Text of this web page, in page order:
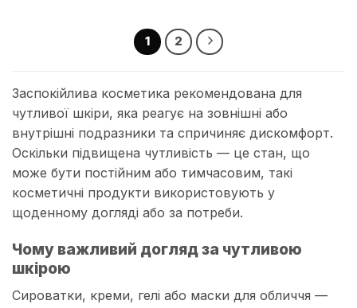
1 2
Заспокійлива косметика рекомендована для
чутливої шкіри, яка реагує на зовнішні або
внутрішні подразники та спричиняє дискомфорт.
Оскільки підвищена чутливість — це стан, що
може бути постійним або тимчасовим, такі
косметичні продукти використовують у
щоденному догляді або за потреби.
Чому важливий догляд за чутливою
шкірою
Сироватки, креми, гелі або маски для обличчя —